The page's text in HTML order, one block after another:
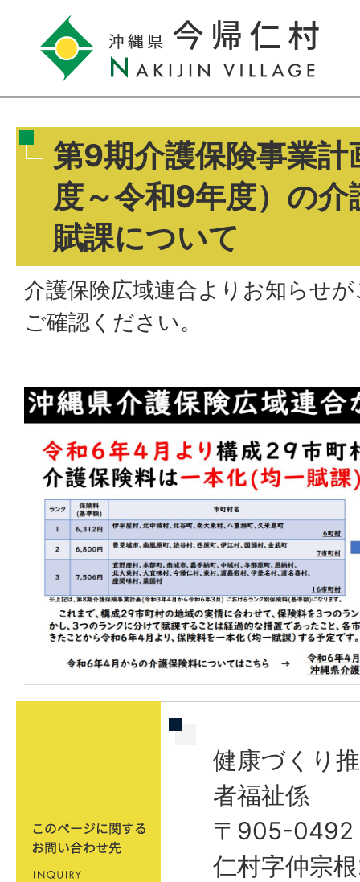
第9期介護保険事業計
度～令和9年度）の介
賦課について
介護保険広域連合よりお知らせ
ご確認ください。
健康づくり
者福祉係
〒905-0492
仁村字仲宗